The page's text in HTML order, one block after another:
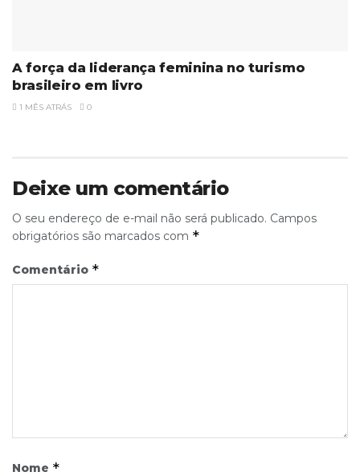
A força da liderança feminina no turismo
brasileiro em livro
1 MÊS ATRÁS 0
Deixe um comentário
O seu endereço de e-mail não será publicado. Campos
obrigatórios são marcados com *
Comentário *
Nome *